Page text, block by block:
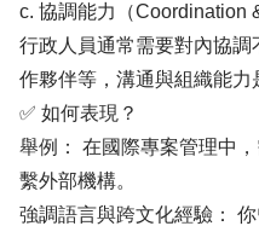
c. 協調能力（Coordination
行政人員通常需要對內協
作夥伴等，溝通與組織能力
✅ 如何表現？
舉例： 在國際專案管理中
繫外部機構。
強調語言與跨文化經驗：